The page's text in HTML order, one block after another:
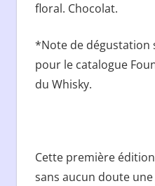
floral. Chocolat.
*Note de dégustation
pour le catalogue
du Whisky.
Cette première
sans aucun doute